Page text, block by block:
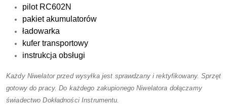
pilot RC602N
pakiet akumulatorów
ładowarka
kufer transportowy
instrukcja obsługi
Każdy Niwelator przed wysyłka jest sprawdzany i rektyfikowany. Sprzęt
gotowy do pracy. Do każdego zakupionego Niwelatora dołączamy
świadectwo Dokładności Instrumentu.